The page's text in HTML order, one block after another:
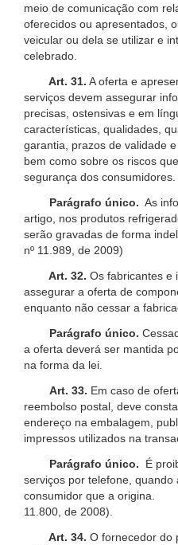
meio de comunicação com
oferecidos ou apresentados,
veicular ou dela se utilizar e
celebrado.
Art. 31. A oferta e
serviços devem assegurar
precisas, ostensivas e em
características, qualidades,
garantia, prazos de validade
bem como sobre os riscos
segurança dos consumidores.
Parágrafo único. As
artigo, nos produtos
serão gravadas de forma
nº 11.989, de 2009)
Art. 32. Os fabricantes e
assegurar a oferta de
enquanto não cessar a
Parágrafo único.
a oferta deverá ser mantida
na forma da lei.
Art. 33. Em caso de
reembolso postal, deve
endereço na embalagem,
impressos utilizados na
Parágrafo único.
É
serviços por telefone,
consumidor que a
11.800, de 2008).
Art. 34. O fornecedor do